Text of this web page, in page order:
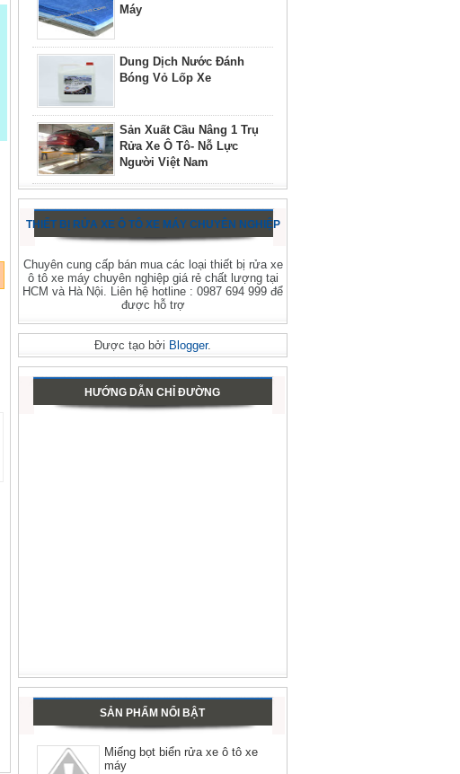
Máy
Dung Dịch Nước Đánh
Bóng Vỏ Lốp Xe
Sản Xuất Cầu Nâng 1 Trụ
Rửa Xe Ô Tô- Nỗ Lực
Người Việt Nam
THIẾT BỊ RỬA XE Ô TÔ XE MÁY CHUYÊN NGHIỆP
Chuyên cung cấp bán mua các loại thiết bị rửa xe
ô tô xe máy chuyên nghiệp giá rẻ chất lượng tại
HCM và Hà Nội. Liên hệ hotline : 0987 694 999 để
được hỗ trợ
Được tạo bởi Blogger.
HƯỚNG DẪN CHỈ ĐƯỜNG
SẢN PHẨM NỔI BẬT
Miếng bọt biển rửa xe ô tô xe
máy